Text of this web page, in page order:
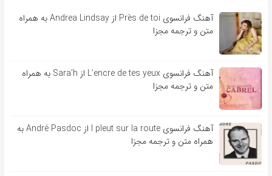
آهنگ فرانسوی Près de toi از Andrea Lindsay به همراه
متن و ترجمه مجزا
آهنگ فرانسوی L’encre de tes yeux از Sara’h به همراه
متن و ترجمه مجزا
آهنگ فرانسوی l pleut sur la route از André Pasdoc به
همراه متن و ترجمه مجزا